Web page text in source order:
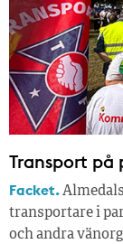
Transport på
Facket.
transportare i
och andra